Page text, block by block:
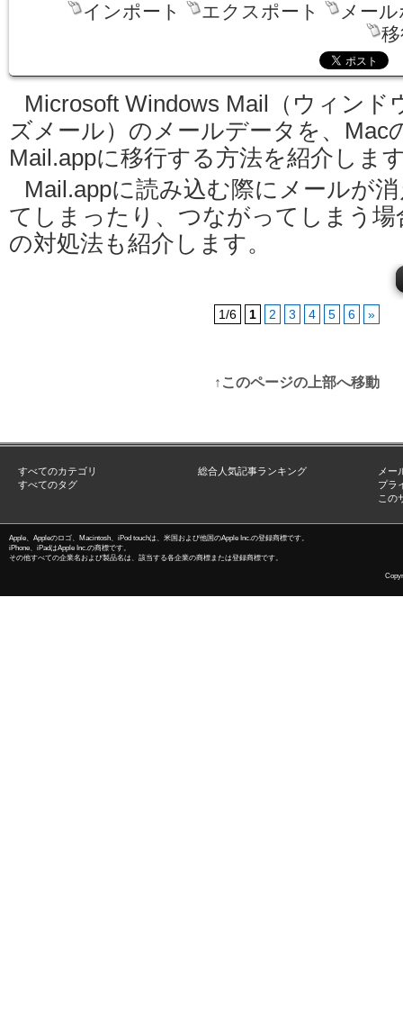
インポート
エクスポート
メー
Microsoft Windows Mail（ウィンド
ズメール）のメールデータを、Mac
Mail.appに移行する方法を紹介しま
Mail.appに読み込む際にメールが
てしまったり、つながってしまう場
の対処法も紹介します。
1/6 1 2 3 4 5 6 »
↑このページの上部へ移動
すべてのカテゴリ
すべてのタグ
総合人気記事ランキング
メー
プラ
この
Apple、Appleのロゴ、Macintosh、iPod touchは、米国および他国のApple Inc.の登録商標です。
iPhone、iPadはApple Inc.の商標です。
その他すべての企業名および製品名は、該当する各企業の商標または登録商標です。